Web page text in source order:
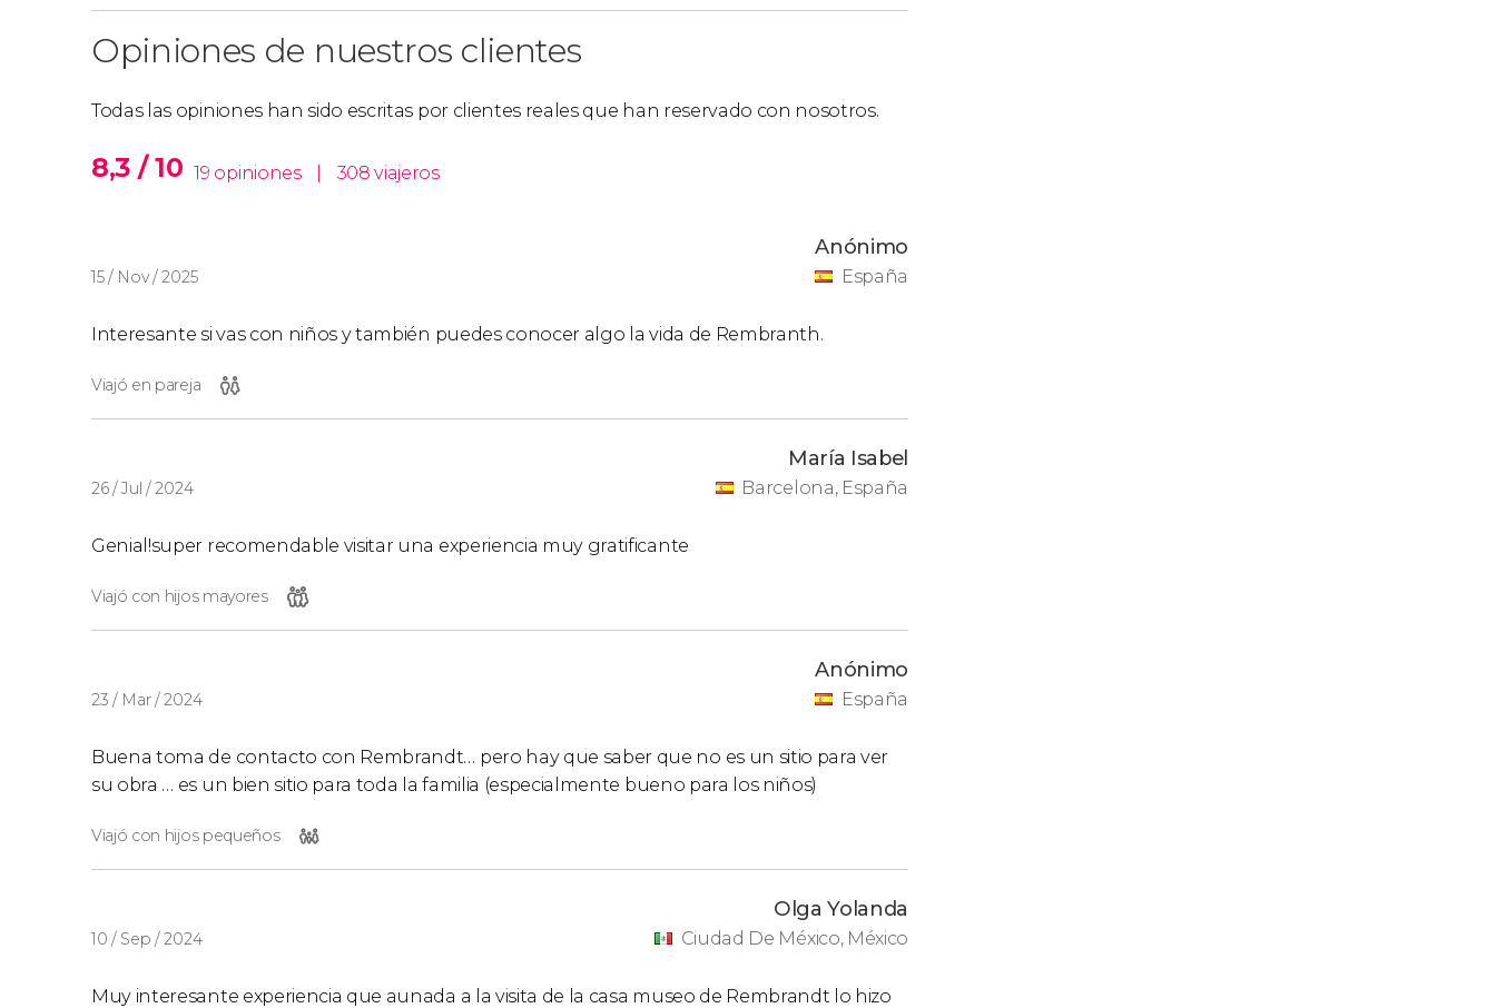
Opiniones de nuestros clientes
Todas las opiniones han sido escritas por clientes reales que han reservado con nosotros.
8,3 / 10 19 opiniones 308 viajeros
15 / Nov / 2025
Anónimo
España
Interesante si vas con niños y también puedes conocer algo la vida de Rembranth.
Viajó en pareja
26 / Jul / 2024
María Isabel
Barcelona, España
Genial!super recomendable visitar una experiencia muy gratificante
Viajó con hijos mayores
23 / Mar / 2024
Anónimo
España
Buena toma de contacto con Rembrandt… pero hay que saber que no es un sitio para ver
su obra … es un bien sitio para toda la familia (especialmente bueno para los niños)
Viajó con hijos pequeños
10 / Sep / 2024
Olga Yolanda
Ciudad De México, México
Muy interesante experiencia que aunada a la visita de la casa museo de Rembrandt lo hizo